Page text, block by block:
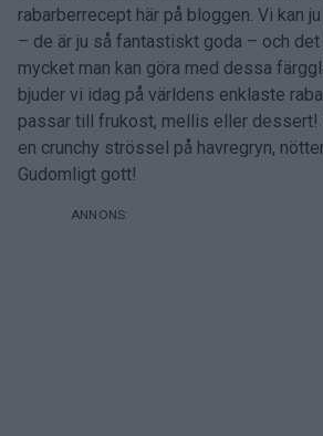
rabarberrecept här på bloggen. Vi kan
– de är ju så fantastiskt goda – och
mycket man kan göra med dessa
bjuder vi idag på världens enklaste
passar till frukost, mellis eller dessert!
en crunchy strössel på havregryn,
Gudomligt gott!